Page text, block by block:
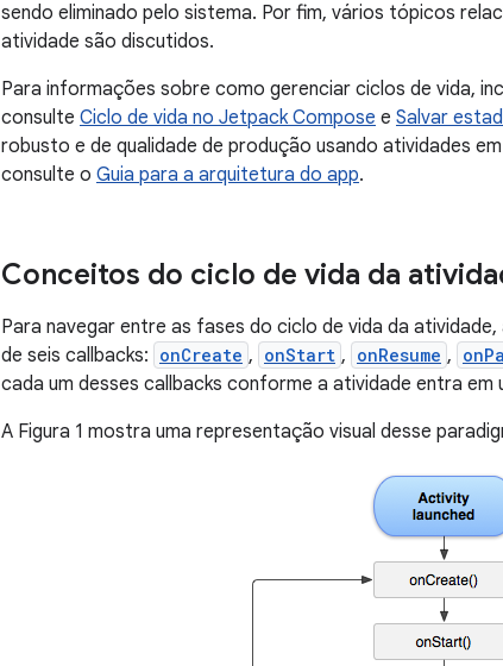
sendo eliminado pelo sistema. Por fim, vários tópicos
atividade são discutidos.
Para informações sobre como gerenciar ciclos de vida,
consulte Ciclo de vida no Jetpack Compose e Salvar
robusto e de qualidade de produção usando atividades
consulte o Guia para a arquitetura do app.
Conceitos do ciclo de vida da
Para navegar entre as fases do ciclo de vida da atividade,
de seis callbacks: onCreate , onStart , onResume ,
cada um desses callbacks conforme a atividade entra em
A Figura 1 mostra uma representação visual desse